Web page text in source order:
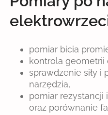
pomiar bicia
kontrola geometrii
sprawdzenie siły i
narzędzia,
pomiar rezystancji
oraz porównanie